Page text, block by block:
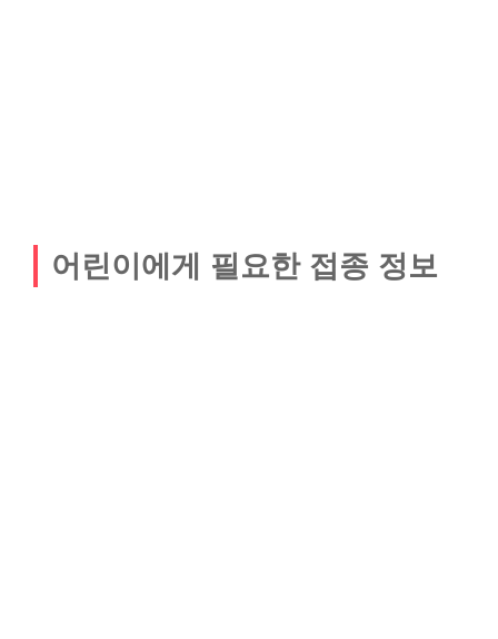
어린이에게 필요한 접종 정보